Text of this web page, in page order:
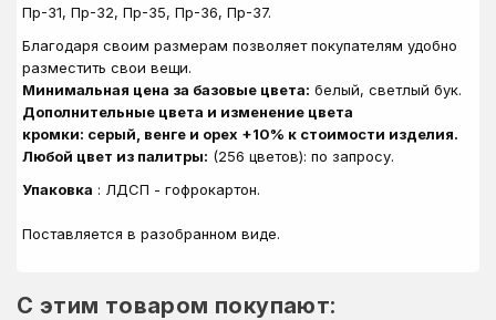
Пр-31, Пр-32, Пр-35, Пр-36, Пр-37.
Благодаря своим размерам позволяет покупателям удобно
разместить свои вещи.
Минимальная цена за базовые цвета: белый, светлый бук.
Дополнительные цвета и изменение цвета
кромки: серый, венге и орех +10% к стоимости изделия.
Любой цвет из палитры: (256 цветов): по запросу.
Упаковка : ЛДСП - гофрокартон.
Поставляется в разобранном виде.
C этим товаром покупают: